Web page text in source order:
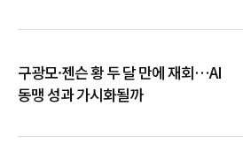
구광모·젠슨 황 두 달 만에 재회…AI
동맹 성과 가시화될까